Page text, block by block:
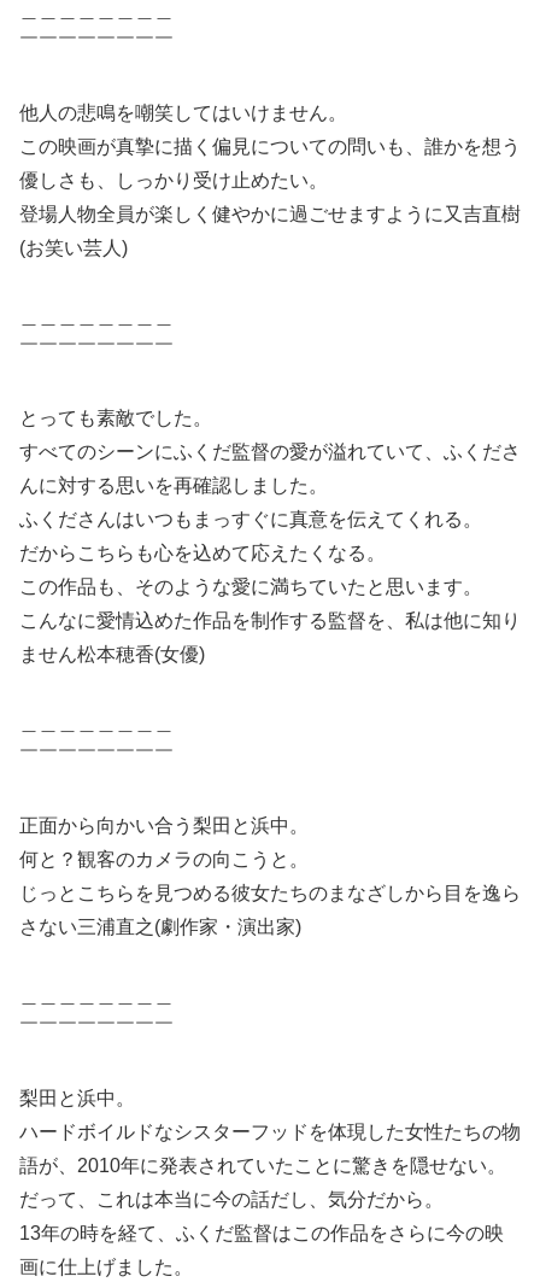
￣￣￣￣￣￣￣￣
他人の悲鳴を嘲笑してはいけません。
この映画が真摯に描く偏見についての問いも、誰かを想う
優しさも、しっかり受け止めたい。
登場人物全員が楽しく健やかに過ごせますように又吉直樹
(お笑い芸人)
￣￣￣￣￣￣￣￣
とっても素敵でした。
すべてのシーンにふくだ監督の愛が溢れていて、ふくださ
んに対する思いを再確認しました。
ふくださんはいつもまっすぐに真意を伝えてくれる。
だからこちらも心を込めて応えたくなる。
この作品も、そのような愛に満ちていたと思います。
こんなに愛情込めた作品を制作する監督を、私は他に知り
ません松本穂香(女優)
￣￣￣￣￣￣￣￣
正面から向かい合う梨田と浜中。
何と？観客のカメラの向こうと。
じっとこちらを見つめる彼女たちのまなざしから目を逸ら
さない三浦直之(劇作家・演出家)
￣￣￣￣￣￣￣￣
梨田と浜中。
ハードボイルドなシスターフッドを体現した女性たちの物
語が、2010年に発表されていたことに驚きを隠せない。
だって、これは本当に今の話だし、気分だから。
13年の時を経て、ふくだ監督はこの作品をさらに今の映
画に仕上げました。